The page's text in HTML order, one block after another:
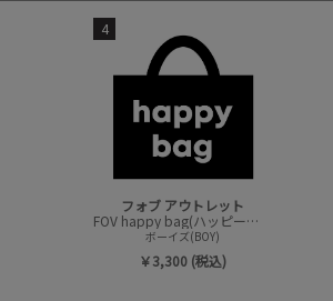
4
フォブ アウトレット
FOV happy bag(ハッピーバック/トップスセット)
ボーイズ(BOY)
￥3,300 (税込)